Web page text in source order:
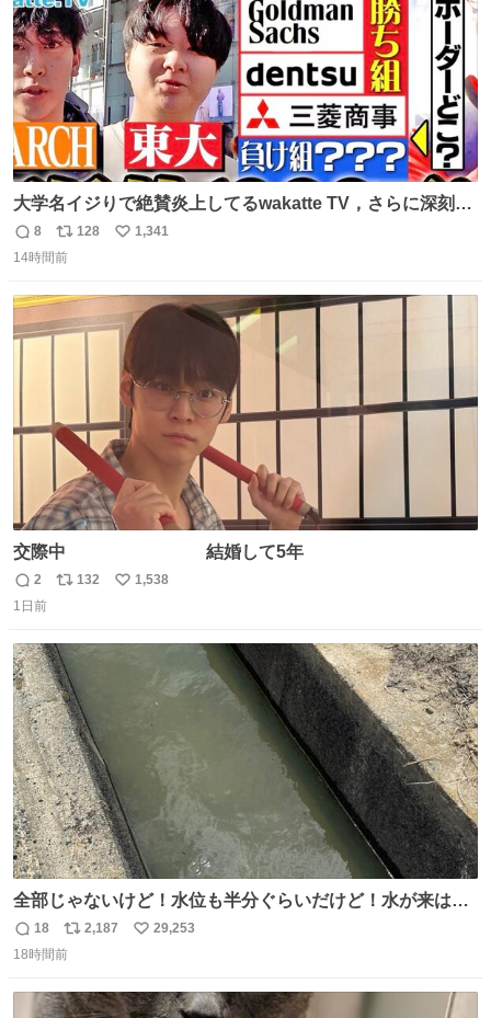
大学名イジりで絶賛炎上してるwakatte TV，さらに深刻な
問題はこっちでは？ ・都内の特定企業に入るのを極度に推
奨し，それ以外の地域で堅実に生きるのを周縁化する ・恋
化する ・院生が研究環境を求め他大学に移るのを批判する
過去例↓
返
信
8
リ
ポ
数
128
い
数
1,341
14時間前
交際中 結婚して5年
返
信
2
リ
ト
数
132
い
1,538
1日前
全部じゃないけど！水位も半分ぐらいだけど！水が来はじ
めたよ！！！ 作業してくれた方々ありがとーーー
ー！！！！！！！！！！！！！！！！！！！！！！！！！
返
信
18
リ
ポ
ト
2,187
い
数
29,253
18時間前